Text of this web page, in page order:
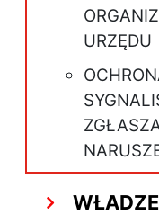
URZĘDU